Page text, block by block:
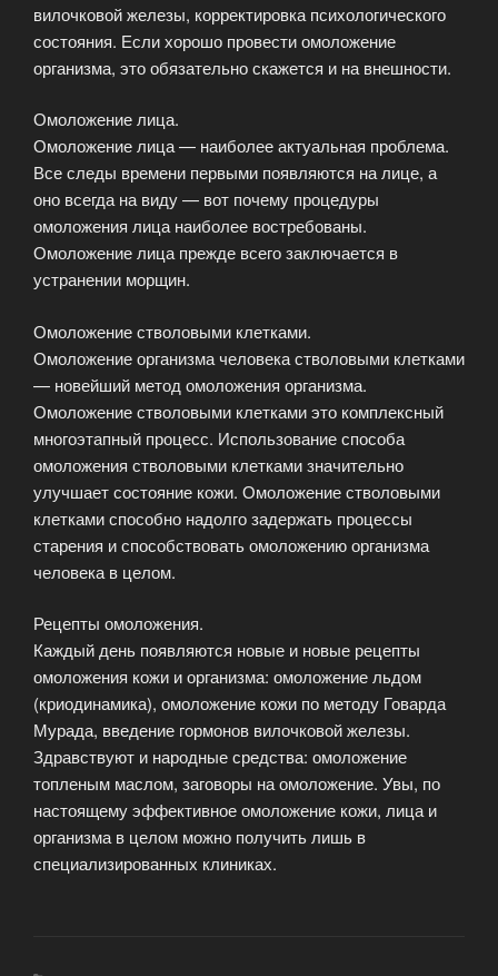
вилочковой железы, корректировка психологического
состояния. Если хорошо провести омоложение
организма, это обязательно скажется и на внешности.
Омоложение лица.
Омоложение лица — наиболее актуальная проблема.
Все следы времени первыми появляются на лице, а
оно всегда на виду — вот почему процедуры
омоложения лица наиболее востребованы.
Омоложение лица прежде всего заключается в
устранении морщин.
Омоложение стволовыми клетками.
Омоложение организма человека стволовыми клетками
— новейший метод омоложения организма.
Омоложение стволовыми клетками это комплексный
многоэтапный процесс. Использование способа
омоложения стволовыми клетками значительно
улучшает состояние кожи. Омоложение стволовыми
клетками способно надолго задержать процессы
старения и способствовать омоложению организма
человека в целом.
Рецепты омоложения.
Каждый день появляются новые и новые рецепты
омоложения кожи и организма: омоложение льдом
(криодинамика), омоложение кожи по методу Говарда
Мурада, введение гормонов вилочковой железы.
Здравствуют и народные средства: омоложение
топленым маслом, заговоры на омоложение. Увы, по
настоящему эффективное омоложение кожи, лица и
организма в целом можно получить лишь в
специализированных клиниках.